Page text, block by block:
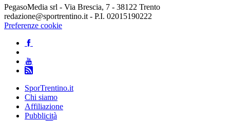
PegasoMedia srl - Via Brescia, 7 - 38122 Trento
redazione@sportrentino.it - P.I. 02015190222
Preferenze cookie
SporTrentino.it
Chi siamo
Affiliazione
Pubblicità